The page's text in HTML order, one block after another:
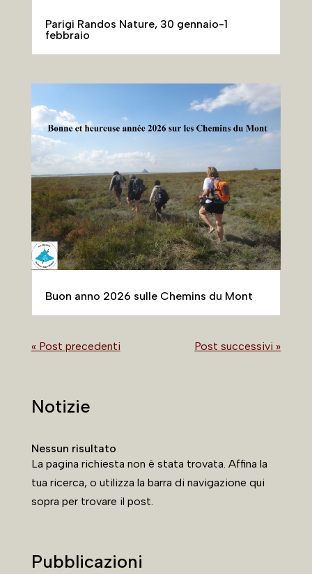
Parigi Randos Nature, 30 gennaio-1
febbraio
Buon anno 2026 sulle Chemins du Mont
« Post precedenti Post successivi »
Notizie
Nessun risultato
La pagina richiesta non è stata trovata. Affina la
tua ricerca, o utilizza la barra di navigazione qui
sopra per trovare il post.
Pubblicazioni